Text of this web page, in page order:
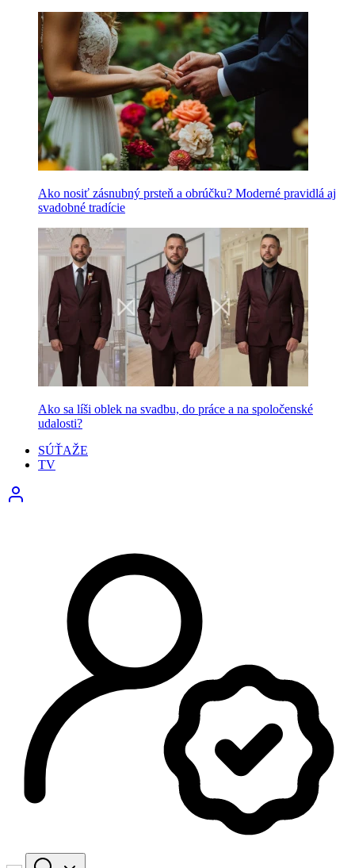
Ako nosiť zásnubný prsteň a obrúčku? Moderné pravidlá aj
svadobné tradície
Ako sa líši oblek na svadbu, do práce a na spoločenské
udalosti?
SÚŤAŽE
TV